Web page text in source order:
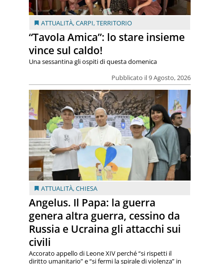
ATTUALITÀ,CARPI,TERRITORIO
“Tavola Amica”: lo stare insieme
vince sul caldo!
Pubblicato il 9 Agosto, 2026
Una sessantina gli ospiti di questa domenica
ATTUALITÀ,CHIESA
Angelus. Il Papa: la guerra
genera altra guerra, cessino da
Russia e Ucraina gli attacchi sui
civili
Accorato appello di Leone XIV perché “si rispetti il
diritto umanitario” e “si fermi la spirale di violenza” in